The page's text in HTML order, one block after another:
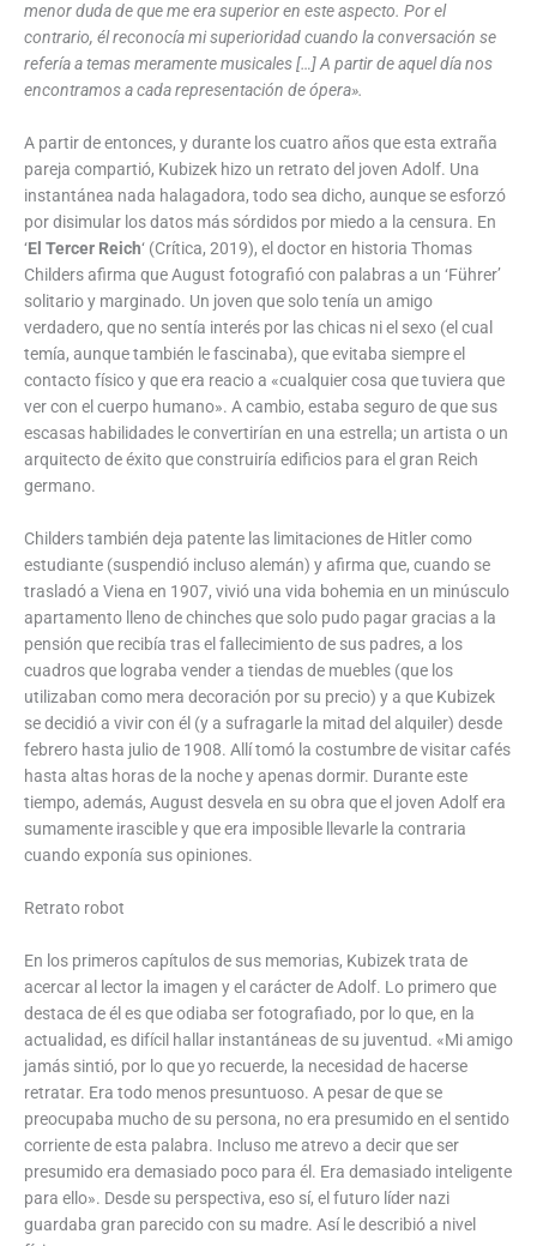
menor duda de que me era superior en este aspecto. Por el
contrario, él reconocía mi superioridad cuando la conversación se
refería a temas meramente musicales […] A partir de aquel día nos
encontramos a cada representación de ópera».
A partir de entonces, y durante los cuatro años que esta extraña
pareja compartió, Kubizek hizo un retrato del joven Adolf. Una
instantánea nada halagadora, todo sea dicho, aunque se esforzó
por disimular los datos más sórdidos por miedo a la censura. En
‘El Tercer Reich‘ (Crítica, 2019), el doctor en historia Thomas
Childers afirma que August fotografió con palabras a un ‘Führer’
solitario y marginado. Un joven que solo tenía un amigo
verdadero, que no sentía interés por las chicas ni el sexo (el cual
temía, aunque también le fascinaba), que evitaba siempre el
contacto físico y que era reacio a «cualquier cosa que tuviera que
ver con el cuerpo humano». A cambio, estaba seguro de que sus
escasas habilidades le convertirían en una estrella; un artista o un
arquitecto de éxito que construiría edificios para el gran Reich
germano.
Childers también deja patente las limitaciones de Hitler como
estudiante (suspendió incluso alemán) y afirma que, cuando se
trasladó a Viena en 1907, vivió una vida bohemia en un minúsculo
apartamento lleno de chinches que solo pudo pagar gracias a la
pensión que recibía tras el fallecimiento de sus padres, a los
cuadros que lograba vender a tiendas de muebles (que los
utilizaban como mera decoración por su precio) y a que Kubizek
se decidió a vivir con él (y a sufragarle la mitad del alquiler) desde
febrero hasta julio de 1908. Allí tomó la costumbre de visitar cafés
hasta altas horas de la noche y apenas dormir. Durante este
tiempo, además, August desvela en su obra que el joven Adolf era
sumamente irascible y que era imposible llevarle la contraria
cuando exponía sus opiniones.
Retrato robot
En los primeros capítulos de sus memorias, Kubizek trata de
acercar al lector la imagen y el carácter de Adolf. Lo primero que
destaca de él es que odiaba ser fotografiado, por lo que, en la
actualidad, es difícil hallar instantáneas de su juventud. «Mi amigo
jamás sintió, por lo que yo recuerde, la necesidad de hacerse
retratar. Era todo menos presuntuoso. A pesar de que se
preocupaba mucho de su persona, no era presumido en el sentido
corriente de esta palabra. Incluso me atrevo a decir que ser
presumido era demasiado poco para él. Era demasiado inteligente
para ello». Desde su perspectiva, eso sí, el futuro líder nazi
guardaba gran parecido con su madre. Así le describió a nivel